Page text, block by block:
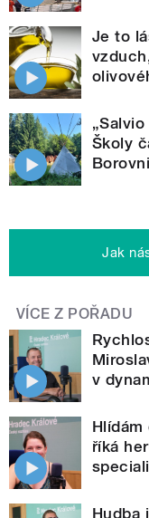
Je to
Školy
Jak
VÍCE Z POŘADU
v
říká
Hudba